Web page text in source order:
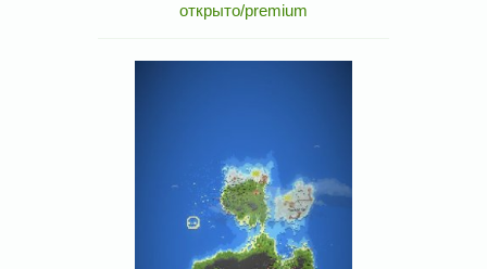
открыто/premium